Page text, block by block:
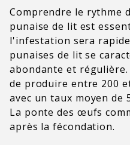
Comprendre le rythme
punaise de lit est
l'infestation sera
punaises de lit se
abondante et
de produire entre 200
avec un taux moyen de
La ponte des œufs
après la fécondation.